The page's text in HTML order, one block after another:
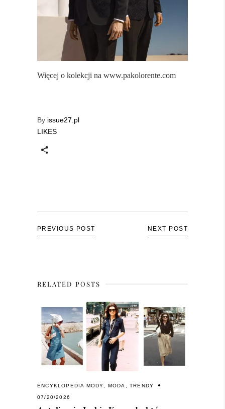
Więcej o kolekcji na www.pakolorente.com
By issue27.pl
LIKES
PREVIOUS POST NEXT POST
RELATED POSTS
ENCYKLOPEDIA MODY MODA ,TRENDY
07/20/2026